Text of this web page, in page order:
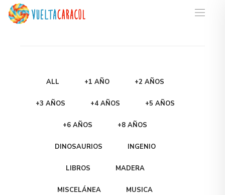
ALL +1 AÑO +2 AÑOS
+3 AÑOS +4 AÑOS +5 AÑOS
+6 AÑOS +8 AÑOS
DINOSAURIOS INGENIO
LIBROS MADERA
MISCELÁNEA MUSICA